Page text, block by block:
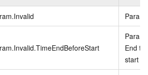
Param
Param
End
start